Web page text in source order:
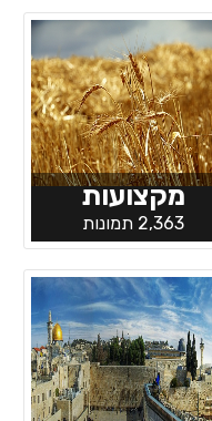
מקצועות
2,363 תמונות